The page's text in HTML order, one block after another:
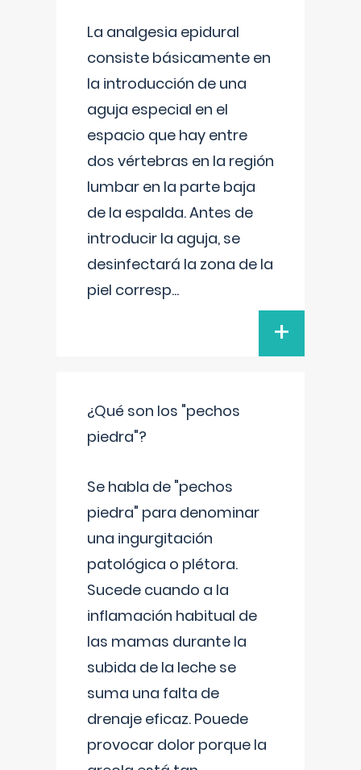
La analgesia epidural
consiste básicamente en
la introducción de una
aguja especial en el
espacio que hay entre
dos vértebras en la región
lumbar en la parte baja
de la espalda. Antes de
introducir la aguja, se
desinfectará la zona de la
piel corresp...
+
¿Qué son los "pechos
piedra"?
Se habla de "pechos
piedra" para denominar
una ingurgitación
patológica o plétora.
Sucede cuando a la
inflamación habitual de
las mamas durante la
subida de la leche se
suma una falta de
drenaje eficaz. Pouede
provocar dolor porque la